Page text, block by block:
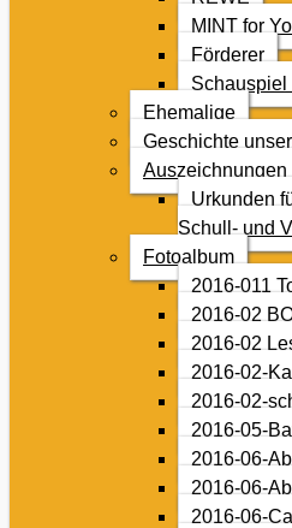
MINT for
Förderer
Schauspiel
Ehemalige
Geschichte
Auszeichnungen
Urkunden
Schull- und
Fotoalbum
2016-011
2016-02
2016-02
2016-02-
2016-02-
2016-05-
2016-06-
2016-06-
2016-06-